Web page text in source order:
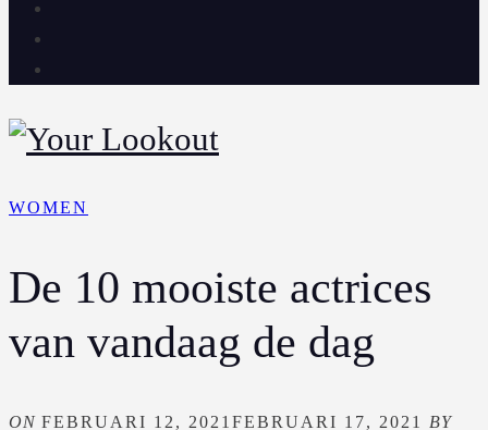
WOMEN
De 10 mooiste actrices
van vandaag de dag
ON FEBRUARI 12, 2021 FEBRUARI 17, 2021
BY